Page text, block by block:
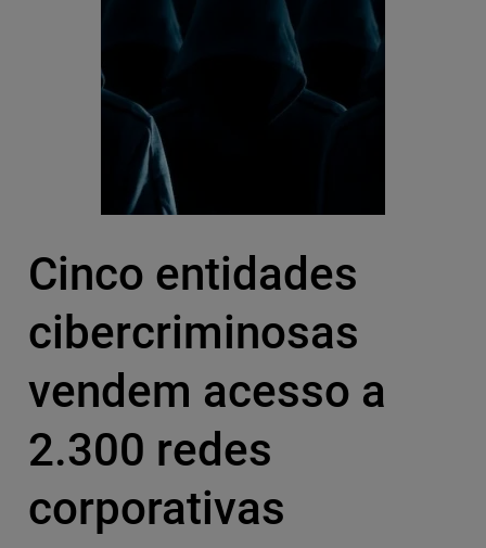
Cinco entidades
cibercriminosas
vendem acesso a
2.300 redes
corporativas